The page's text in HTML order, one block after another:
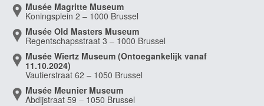
Musée Magritte Museum
Koningsplein 2 – 1000 Brussel
Musée Old Masters Museum
Regentschapsstraat 3 – 1000 Brussel
Musée Wiertz Museum (Ontoegankelijk vanaf
11.10.2024)
Vautierstraat 62 – 1050 Brussel
Musée Meunier Museum
Abdijstraat 59 – 1050 Brussel